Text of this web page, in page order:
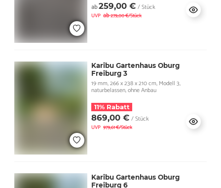
ab259,00 € / Stück
UVP ab279,00 €/Stück
Karibu Gartenhaus Oburg
Freiburg 3
19 mm, 266 x 238 x 210 cm, Modell 3,
naturbelassen, ohne Anbau
11% Rabatt
869,00 € / Stück
UVP 979,61 €/Stück
Karibu Gartenhaus Oburg
Freiburg 6